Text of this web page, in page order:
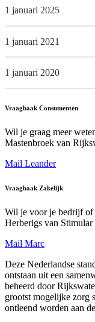
1 januari 2025
1 januari 2021
1 januari 2020
Vraagbaak Consumenten
Wil je graag meer
Mastenbroek van
Mail Leander
Vraagbaak Zakelijk
Wil je voor je bedrijf of
Herberigs van
Mail Marc
Deze Nederlandse
ontstaan uit een
beheerd door
grootst mogelijke zorg
ontleend worden aan